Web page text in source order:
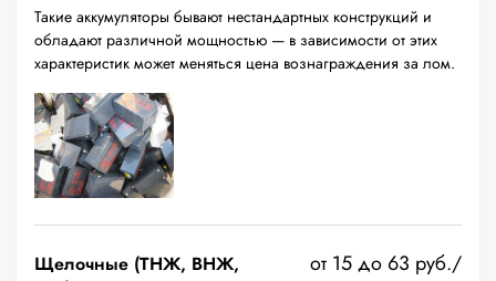
Такие аккумуляторы бывают нестандартных конструкций и
обладают различной мощностью — в зависимости от этих
характеристик может меняться цена вознаграждения за лом.
Щелочные (ТНЖ, ВНЖ,
от 15 до 63 руб./